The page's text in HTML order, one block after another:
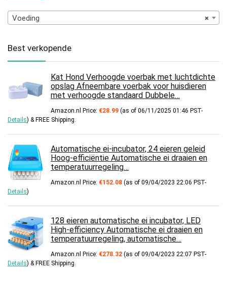
×
Voeding
Best verkopende
Kat Hond Verhoogde voerbak met luchtdichte
opslag Afneembare voerbak voor huisdieren
met verhoogde standaard Dubbele…
Amazon.nl Price: €28.99 (as of 06/11/2025 01:46 PST-
Details) & FREE Shipping
Automatische ei-incubator, 24 eieren geleid
Hoog-efficiëntie Automatische ei draaien en
temperatuurregeling…
Amazon.nl Price: €152.08 (as of 09/04/2023 22:06 PST-
Details)
128 eieren automatische ei incubator, LED
High-efficiency Automatische ei draaien en
temperatuurregeling, automatische…
Amazon.nl Price: €278.32 (as of 09/04/2023 22:07 PST-
Details) & FREE Shipping